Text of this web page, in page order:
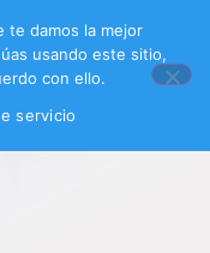
te damos la mejor
usando este sitio,
con ello.
servicio